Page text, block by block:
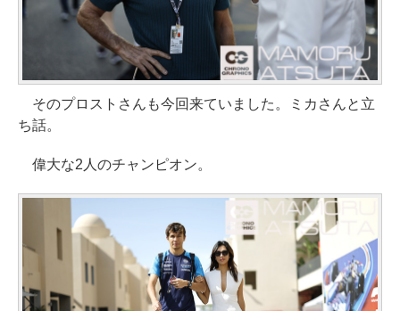
そのプロストさんも今回来ていました。ミカさんと立
ち話。
偉大な2人のチャンピオン。